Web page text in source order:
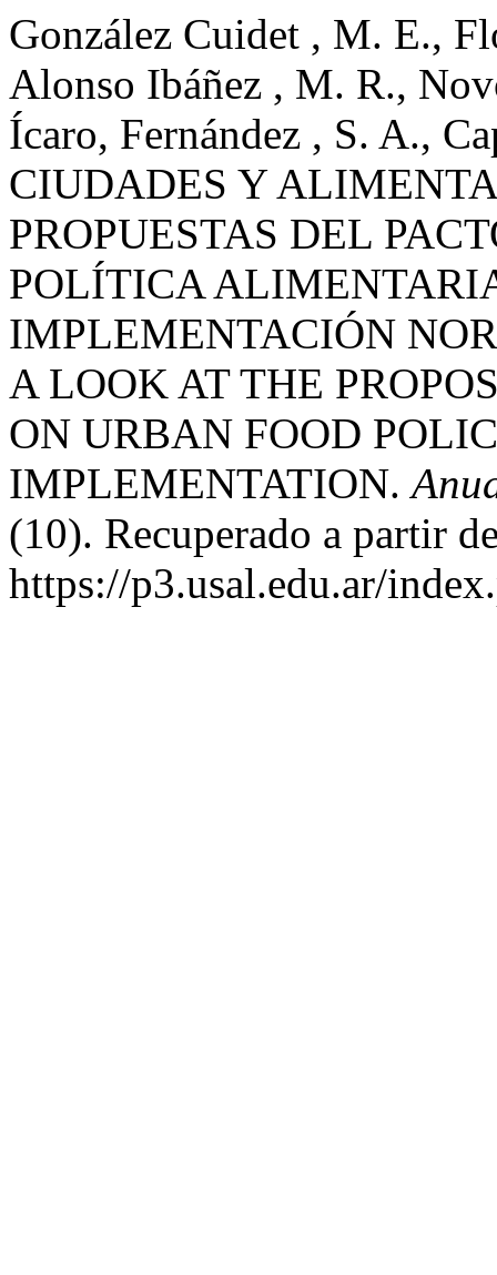
González Cuidet , M. E.,
Alonso Ibáñez , M. R.,
Ícaro, Fernández , S. A.,
CIUDADES Y
PROPUESTAS DEL
POLÍTICA
IMPLEMENTACIÓN
A LOOK AT THE
ON URBAN FOOD
IMPLEMENTATION.
(10). Recuperado a partir
https://p3.usal.edu.ar/